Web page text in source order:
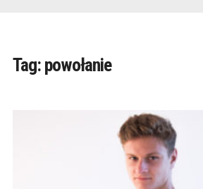
Tag: powołanie